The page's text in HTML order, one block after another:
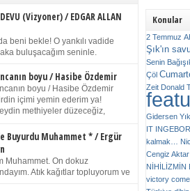
(Vizyoner) / EDGAR ALLAN
beni bekle! O yankılı vadide
buluşacağım seninle.
yazdığı ağıt.) Talihsiz ve
ki kendi hayal gücünün
gençliğinin alevleri arasına
seni tekrar görüyorum! Bir kez
vadide ve gölgelerin […]
boyu / Hasibe Özdemir
boyu / Hasibe Özdemir
içimi yemin ederim ya!
methiyeler düzeceğiz,
kızım.” diyorum sakince.
ne duyarsan
yakıyor. Başını yana yatırıp,
bakışıyla süzüyor beni.
ona bakıyorum ben de. Pes ediyor.
Buyurdu Muhammet * / Ergür
Muhammet. On dokuz
Atık kağıtlar topluyorum ve
Konular
2 Temmuz
Şık'ın
Senin
Çöl
Zeit Donald
Gidersen
IT
kalmak…
Cengiz Aktar
NİHİLİZMİN
victory